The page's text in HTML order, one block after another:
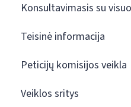
Konsultavimasis su
Teisinė informacija
Peticijų komisijos veikla
Veiklos sritys